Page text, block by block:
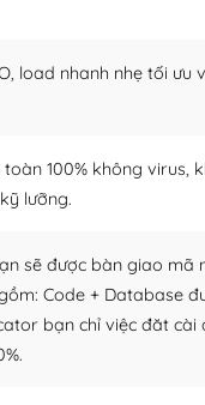
trữ cho một diễn đàn
bạn có thể lên
của bạn.
WordPress sẵn
themes
load nhanh nhẹ tối ưu
100% không virus,
lưỡng.
sẽ được bàn giao mã
Code + Database
bạn chỉ việc đăt cài